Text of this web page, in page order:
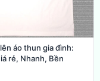
áo thun gia đình:
rẻ, Nhanh, Bền